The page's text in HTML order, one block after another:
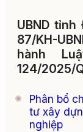
UBND
87/KH-
hành
124/2025/
Phân bổ
tư xây
nghiệp